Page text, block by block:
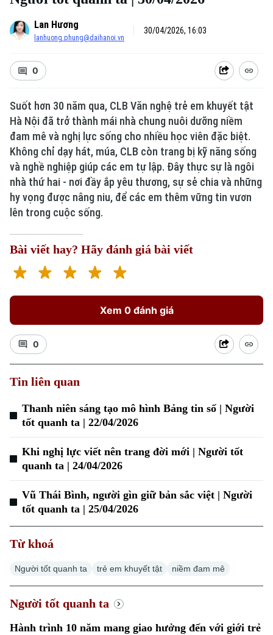
Xu hướng
Chuyên mục
Thời sự
Hà Nội
Chính trị
Xã hội
Hà Nội
Nhịp sống Hà Nội
Thế giới
Lan Hương
lanhuong.phung@daihanoi.vn
30/04/2026, 16:03
0
Suốt hơn 30 năm qua, CLB Văn nghệ trẻ em khuyết tật
Hà Nội đã trở thành mái nhà chung nuôi dưỡng niềm
đam mê và nghị lực sống cho nhiều học viên đặc biệt.
Không chỉ dạy hát, múa, CLB còn trang bị kỹ năng sống
và nghề nghiệp giúp các em tự lập. Đây thực sự là ngôi
nhà thứ hai - nơi đầy ắp yêu thương, sự sẻ chia và những
hy vọng được nâng niu, để các em thêm vững tin vươn
lên trong cuộc sống.
Bài viết hay? Hãy đánh giá bài viết
Xem 0 đánh giá
0
Tin liên quan
Thanh niên sáng tạo mô hình Bảng tin số | Người
tốt quanh ta | 22/04/2026
Khi nghị lực viết nên trang đời mới | Người tốt
quanh ta | 24/04/2026
Vũ Thái Bình, người gìn giữ bản sắc việt | Người
tốt quanh ta | 25/04/2026
Từ khoá
Người tốt quanh ta trẻ em khuyết tật niềm đam mê
Người tốt quanh ta
Hành trình 10 năm mang giao hưởng đến với giới trẻ